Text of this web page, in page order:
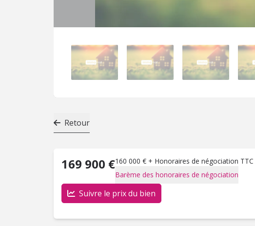
Retour
169 900 €160 000 € + Honoraires de négociation
Barème des honoraires de négociation
Suivre le prix du bien